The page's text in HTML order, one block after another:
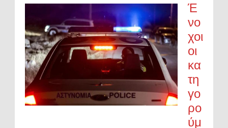
Έ
νο
χοι
οι
κα
τη
γο
ρο
ύμ